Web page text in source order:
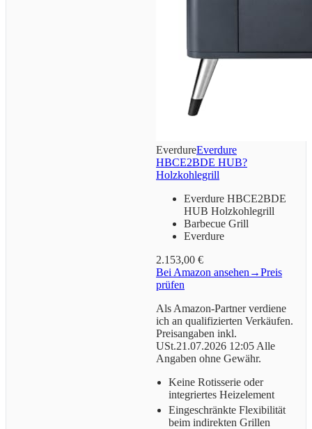
EverdureEverdure
HBCE2BDE HUB?
Holzkohlegrill
Everdure HBCE2BDE
HUB Holzkohlegrill
Barbecue Grill
Everdure
2.153,00 €
Bei Amazon ansehen →Preis
prüfen
Als Amazon-Partner verdiene
ich an qualifizierten Verkäufen.
Preisangaben inkl.
USt.21.07.2026 12:05 Alle
Angaben ohne Gewähr.
Keine Rotisserie oder
integriertes Heizelement
Eingeschränkte Flexibilität
beim indirekten Grillen